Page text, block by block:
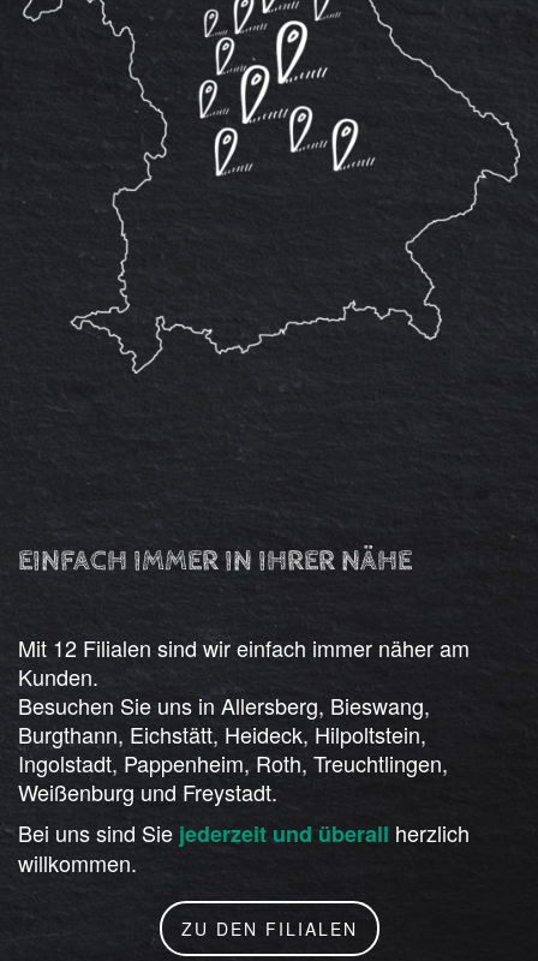
EINFACH IMMER IN IHRER NÄHE
Mit 12 Filialen sind wir einfach immer näher am
Kunden.
Besuchen Sie uns in Allersberg, Bieswang,
Burgthann, Eichstätt, Heideck, Hilpoltstein,
Ingolstadt, Pappenheim, Roth, Treuchtlingen,
Weißenburg und Freystadt.
Bei uns sind Sie jederzeit und überall herzlich
willkommen.
ZU DEN FILIALEN